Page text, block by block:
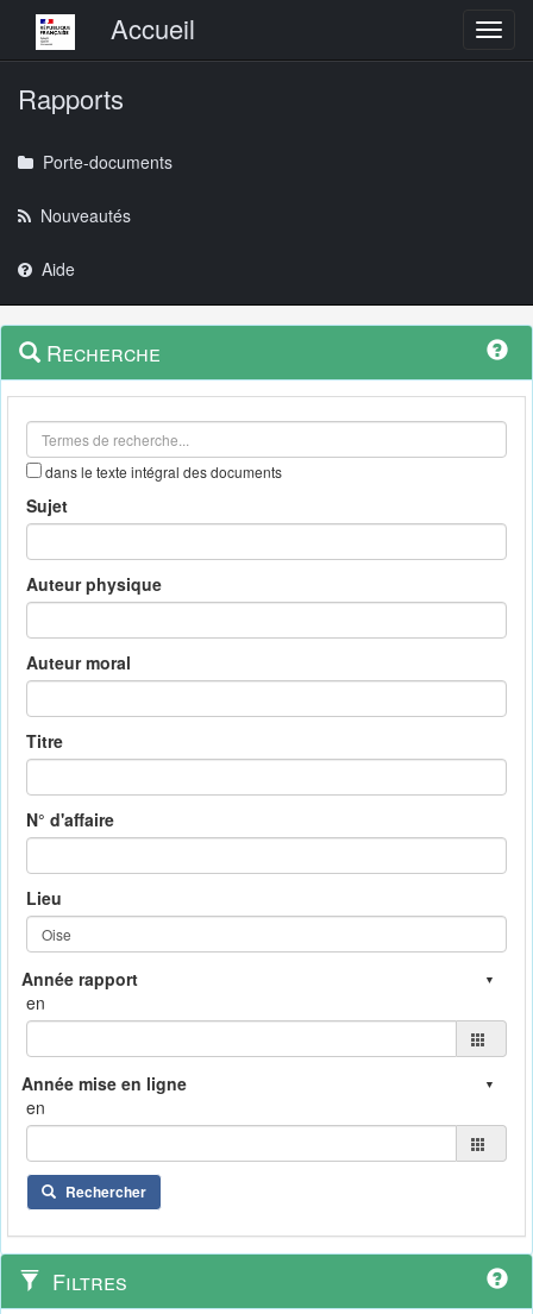
Menu principalAccueil
Rapports
Porte-documents
Nouveautés
Aide
Navigation
outils
Menu
contextuel
Recherche
dans le texte intégral des documents
Sujet
Auteur physique
Auteur moral
Titre
N° d'affaire
Lieu
en
en
Rechercher
Filtres